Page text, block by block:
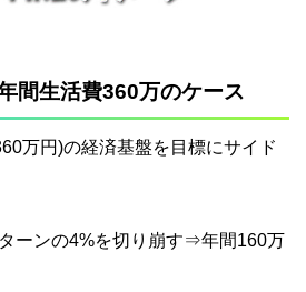
間生活費360万のケース
万円)の経済基盤を目標にサイド
ーンの4%を切り崩す⇒年間160万